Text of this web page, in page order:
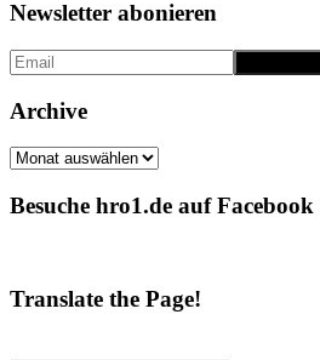
Newsletter abonieren
Archive
Archive
Besuche hro1.de auf Facebook
Translate the Page!